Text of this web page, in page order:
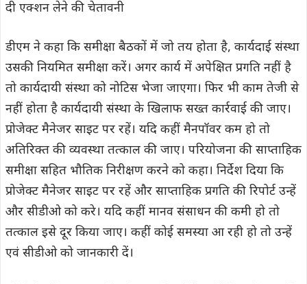
दी एक्शन लेने की चेतावनी
डीएम ने कहा कि समीक्षा बैठकों में जो तय होता है, कार्यदाई संस्था
उसकी नियमित समीक्षा करें। अगर कार्य में अपेक्षित प्रगति नहीं है
तो कार्यदायी संस्था को नोटिस भेजा जाएगा। फिर भी काम तेजी से
नहीं होता है कार्यदायी संस्था के खिलाफ सख्त कार्रवाई की जाए।
प्रोजेक्ट मैनेजर साइट पर रहें। यदि कहीं मैनपॉवर कम हो तो
अतिरिक्त की व्यवस्था तत्काल की जाए। परियोजना की साप्ताहिक
समीक्षा सहित भौतिक निरीक्षण करने को कहा। निर्देश दिया कि
प्रोजेक्ट मैनेजर साइट पर रहें और साप्ताहिक प्रगति की रिपोर्ट उन्हें
और सीडीओ को करे। यदि कहीं मानव संसाधन की कमी हो तो
तत्काल इसे दूर किया जाए। कहीं कोई समस्या आ रही हो तो उन्हें
एवं सीडीओ को जानकारी दें।